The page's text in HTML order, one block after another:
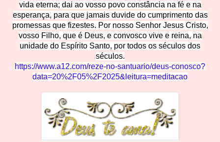
vida eterna; dai ao vosso povo constância na fé e na
esperança, para que jamais duvide do cumprimento das
promessas que fizestes. Por nosso Senhor Jesus Cristo,
vosso Filho, que é Deus, e convosco vive e reina, na
unidade do Espírito Santo, por todos os séculos dos
séculos.
https://www.a12.com/reze-no-santuario/deus-conosco?
data=20%2F05%2F2025&leitura=meditacao